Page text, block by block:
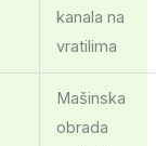
kanala na
vratilima
Mašinska
obrada